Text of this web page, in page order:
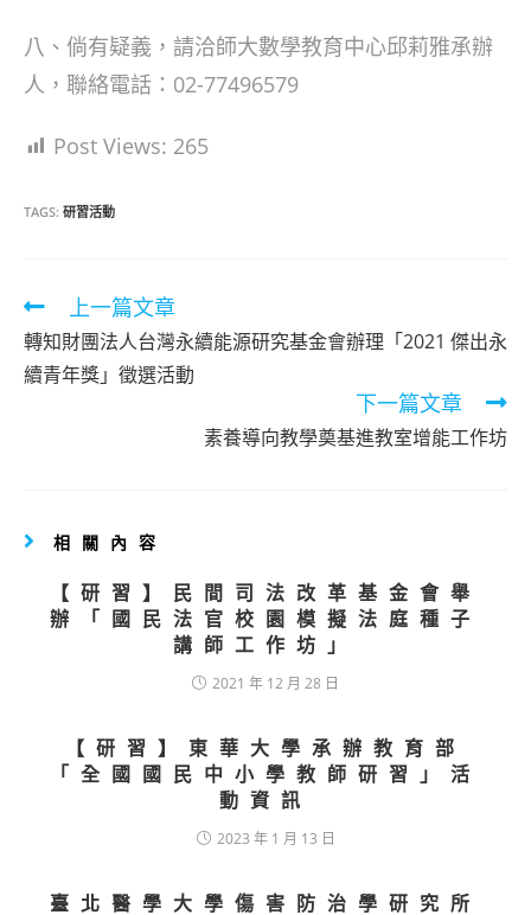
八、倘有疑義，請洽師大數學教育中心邱莉雅承辦
人，聯絡電話：02-77496579
Post Views: 265
TAGS: 研習活動
Read
more
articles
上一篇文章
轉知財團法人台灣永續能源研究基金會辦理「2021 傑出永
續青年獎」徵選活動
下一篇文章
素養導向教學奠基進教室增能工作坊
相關內容
【研習】民間司法改革基金會舉
辦「國民法官校園模擬法庭種子
講師工作坊」
2021 年 12 月 28 日
【研習】東華大學承辦教育部
「全國國民中小學教師研習」活
動資訊
2023 年 1 月 13 日
臺北醫學大學傷害防治學研究所